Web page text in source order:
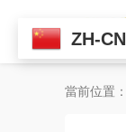
當前位置：
ZH-CN